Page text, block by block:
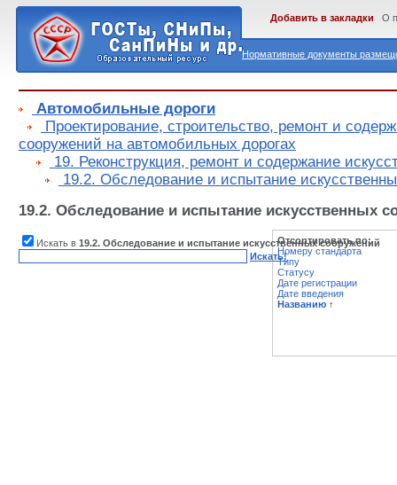
Нормативные документы
Добавить в закладки О
Автомобильные дороги
Проектирование, строительство, ремонт и
сооружений на автомобильных дорогах
19. Реконструкция, ремонт и содержание
19.2. Обследование и испытание
19.2. Обследование и испытание искусственных
Искать в 19.2. Обследование и испытание искусственных сооружений
Искать!
Отсортировать по:
Номеру стандарта
Типу
Статусу
Дате регистрации
Дате введения
Названию ↑